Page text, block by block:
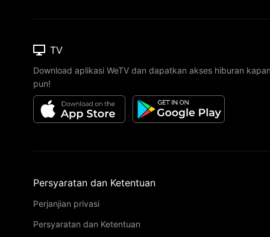
TV
Download aplikasi WeTV dan dapatkan akses hiburan kapan
pun!
Persyaratan dan Ketentuan
Perjanjian privasi
Persyaratan dan Ketentuan